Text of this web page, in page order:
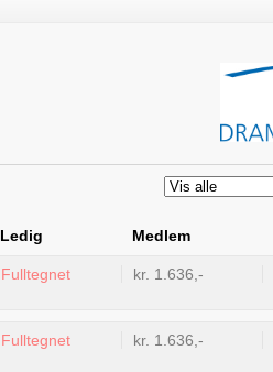
Ledig Medlem
Fulltegnet kr. 1.636,-
Fulltegnet kr. 1.636,-